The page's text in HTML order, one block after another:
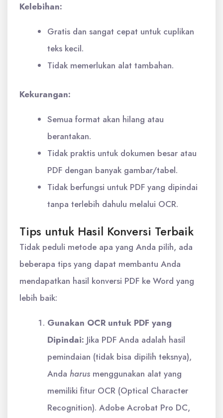
Kelebihan:
Gratis dan sangat cepat untuk cuplikan
teks kecil.
Tidak memerlukan alat tambahan.
Kekurangan:
Semua format akan hilang atau
berantakan.
Tidak praktis untuk dokumen besar atau
PDF dengan banyak gambar/tabel.
Tidak berfungsi untuk PDF yang dipindai
tanpa terlebih dahulu melalui OCR.
Tips untuk Hasil Konversi Terbaik
Tidak peduli metode apa yang Anda pilih, ada
beberapa tips yang dapat membantu Anda
mendapatkan hasil konversi PDF ke Word yang
lebih baik:
Gunakan OCR untuk PDF yang
Dipindai: Jika PDF Anda adalah hasil
pemindaian (tidak bisa dipilih teksnya),
Anda harus menggunakan alat yang
memiliki fitur OCR (Optical Character
Recognition). Adobe Acrobat Pro DC,